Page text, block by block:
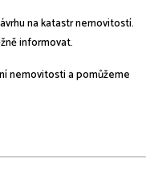
na katastr nemovitostí.
informovat.
nemovitosti a pomůžeme